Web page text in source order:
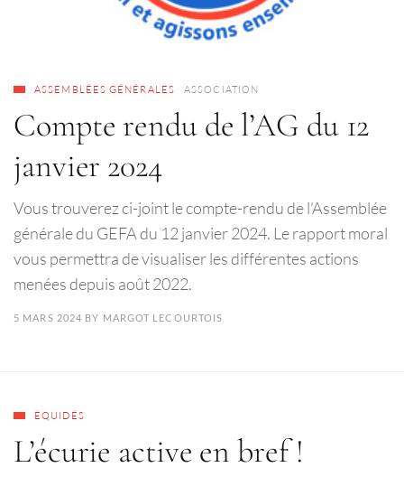
ASSEMBLÉES GÉNÉRALES ASSOCIATION
Compte rendu de l’AG du 12
janvier 2024
Vous trouverez ci-joint le compte-rendu de l’Assemblée
générale du GEFA du 12 janvier 2024. Le rapport moral
vous permettra de visualiser les différentes actions
menées depuis août 2022.
5 MARS 2024 BY MARGOT LECOURTOIS
ÉQUIDÉS
L’écurie active en bref !